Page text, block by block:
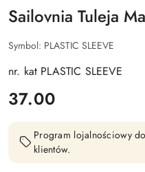
Sailovnia Tuleja
Symbol: PLASTIC SLEEVE
nr. kat PLASTIC SLEEVE
cena:
37.00
Program lojalnościowy
klientów.